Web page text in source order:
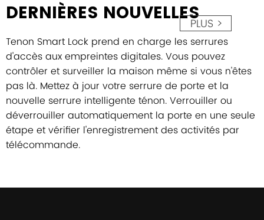
DERNIÈRES NOUVELLES
Tenon Smart Lock prend en charge les serrures
d'accès aux empreintes digitales. Vous pouvez
contrôler et surveiller la maison même si vous n'êtes
pas là. Mettez à jour votre serrure de porte et la
nouvelle serrure intelligente ténon. Verrouiller ou
déverrouiller automatiquement la porte en une seule
étape et vérifier l'enregistrement des activités par
télécommande.
PLUS >